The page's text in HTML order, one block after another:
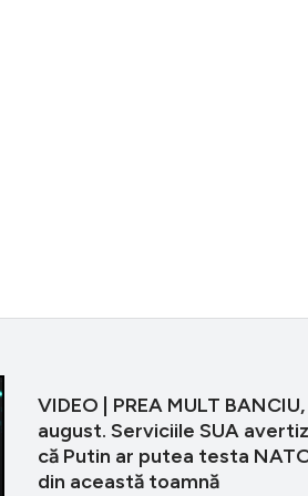
VIDEO | PREA MULT
august. Serviciile SUA
că Putin ar putea testa
din această toamnă